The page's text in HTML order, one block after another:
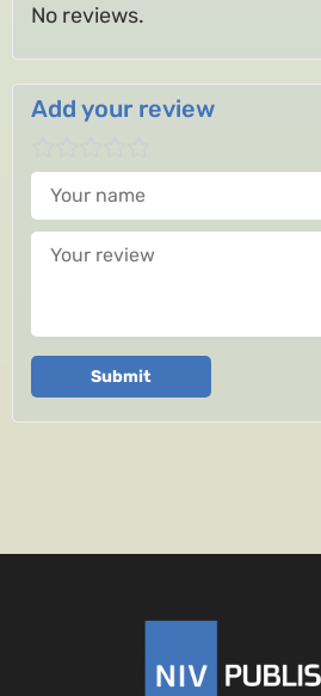
No reviews.
Add your review
Your name
Your review
Submit